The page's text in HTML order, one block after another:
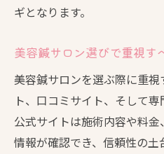
ギとなります。
美容鍼サロン選びで重視す
美容鍼サロンを選ぶ際に重
ト、口コミサイト、そして専
公式サイトは施術内容や料
情報が確認でき、信頼性の土